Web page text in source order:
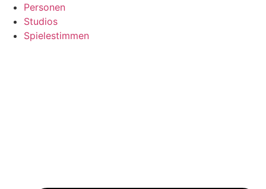
Personen
Studios
Spielestimmen